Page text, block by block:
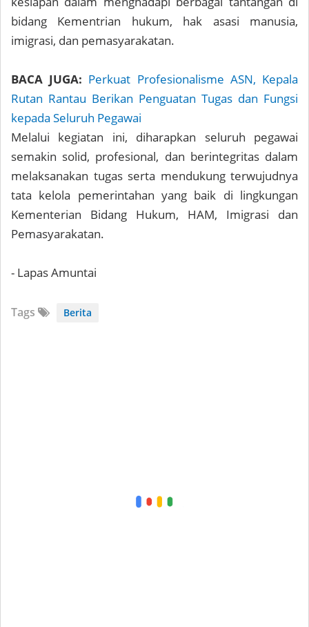
bidang Kementrian hukum, hak asasi manusia,
imigrasi, dan pemasyarakatan.
BACA JUGA: Perkuat Profesionalisme ASN, Kepala
Rutan Rantau Berikan Penguatan Tugas dan Fungsi
kepada Seluruh Pegawai
Melalui kegiatan ini, diharapkan seluruh pegawai
semakin solid, profesional, dan berintegritas dalam
melaksanakan tugas serta mendukung terwujudnya
tata kelola pemerintahan yang baik di lingkungan
Kementerian Bidang Hukum, HAM, Imigrasi dan
Pemasyarakatan.
- Lapas Amuntai
Tags Berita